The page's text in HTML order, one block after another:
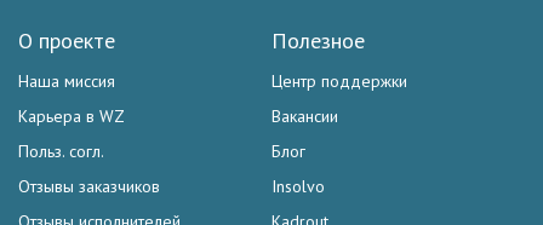
Полезное
Центр поддержки
Вакансии
Блог
Insolvo
О проекте
Наша миссия
Карьера в WZ
Польз. согл.
Отзывы заказчиков